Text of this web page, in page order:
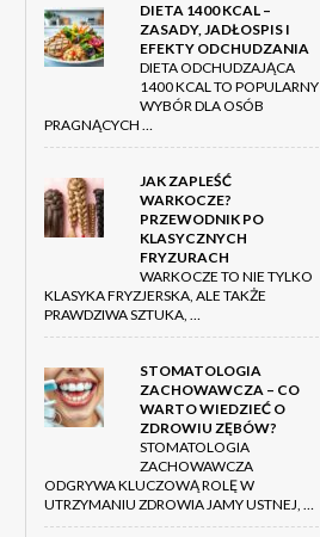
DIETA 1400 KCAL –
ZASADY, JADŁOSPIS I
EFEKTY ODCHUDZANIA
DIETA ODCHUDZAJĄCA
1400 KCAL TO POPULARNY
WYBÓR DLA OSÓB
PRAGNĄCYCH …
JAK ZAPLEŚĆ
WARKOCZE?
PRZEWODNIK PO
KLASYCZNYCH
FRYZURACH
WARKOCZE TO NIE TYLKO
KLASYKA FRYZJERSKA, ALE TAKŻE
PRAWDZIWA SZTUKA, …
STOMATOLOGIA
ZACHOWAWCZA – CO
WARTO WIEDZIEĆ O
ZDROWIU ZĘBÓW?
STOMATOLOGIA
ZACHOWAWCZA
ODGRYWA KLUCZOWĄ ROLĘ W
UTRZYMANIU ZDROWIA JAMY USTNEJ, …